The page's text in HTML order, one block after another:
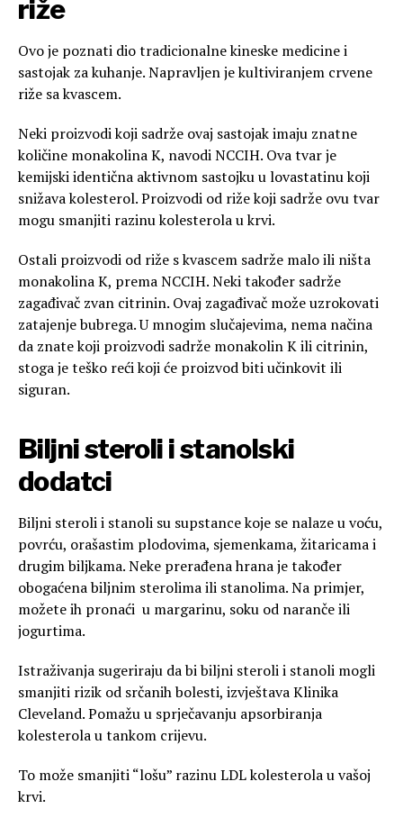
riže
Ovo je poznati dio tradicionalne kineske medicine i
sastojak za kuhanje. Napravljen je kultiviranjem crvene
riže sa kvascem.
Neki proizvodi koji sadrže ovaj sastojak imaju znatne
količine monakolina K, navodi NCCIH. Ova tvar je
kemijski identična aktivnom sastojku u lovastatinu koji
snižava kolesterol. Proizvodi od riže koji sadrže ovu tvar
mogu smanjiti razinu kolesterola u krvi.
Ostali proizvodi od riže s kvascem sadrže malo ili ništa
monakolina K, prema NCCIH. Neki također sadrže
zagađivač zvan citrinin. Ovaj zagađivač može uzrokovati
zatajenje bubrega. U mnogim slučajevima, nema načina
da znate koji proizvodi sadrže monakolin K ili citrinin,
stoga je teško reći koji će proizvod biti učinkovit ili
siguran.
Biljni steroli i stanolski
dodatci
Biljni steroli i stanoli su supstance koje se nalaze u voću,
povrću, orašastim plodovima, sjemenkama, žitaricama i
drugim biljkama. Neke prerađena hrana je također
obogaćena biljnim sterolima ili stanolima. Na primjer,
možete ih pronaći u margarinu, soku od naranče ili
jogurtima.
Istraživanja sugeriraju da bi biljni steroli i stanoli mogli
smanjiti rizik od srčanih bolesti, izvještava Klinika
Cleveland. Pomažu u sprječavanju apsorbiranja
kolesterola u tankom crijevu.
To može smanjiti “lošu” razinu LDL kolesterola u vašoj
krvi.